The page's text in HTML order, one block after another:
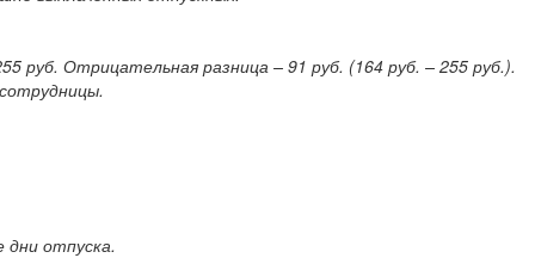
Отрицательная разница – 91 руб. (164 руб. – 255 руб.).
отпуска.